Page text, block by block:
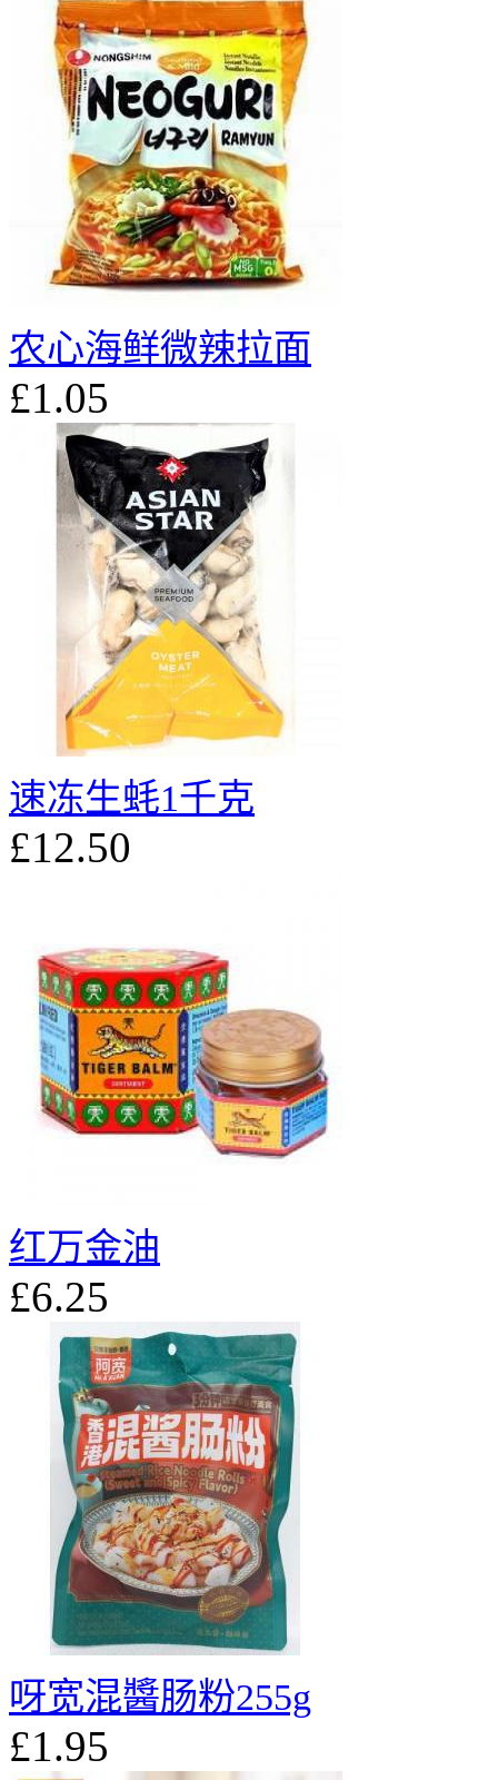
农心海鲜微辣拉面
£1.05
速冻生蚝1千克
£12.50
红万金油
£6.25
呀宽混醬肠粉255g
£1.95